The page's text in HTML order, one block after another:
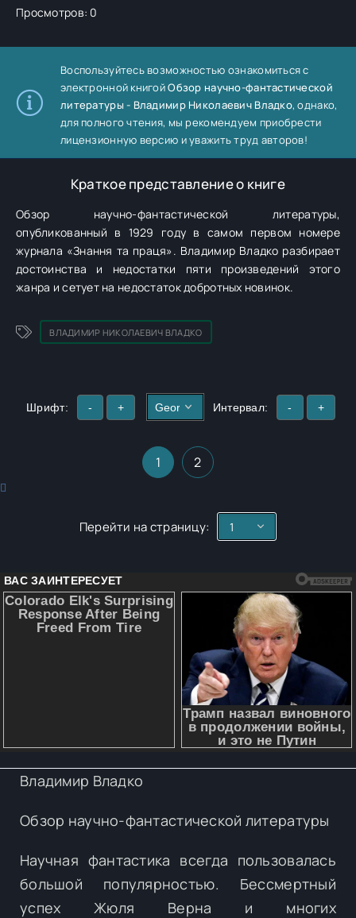
Просмотров: 0
Воспользуйтесь возможностью ознакомиться с
электронной книгойОбзор научно-фантастической
литературы - Владимир Николаевич Владко, однако,
для полного чтения, мы рекомендуем приобрести
лицензионную версию и уважить труд авторов!
Краткое представление о книге
Обзор научно-фантастической литературы,
опубликованный в 1929 году в самом первом номере
журнала «Знання та праця». Владимир Владко разбирает
достоинства и недостатки пяти произведений этого
жанра и сетует на недостаток добротных новинок.
ВЛАДИМИР НИКОЛАЕВИЧ ВЛАДКО
Шрифт: - + Интервал: - +
1 2
Перейти на страницу:
Владимир Владко
Обзор научно-фантастической литературы
Научная фантастика всегда пользовалась
большой популярностью. Бессмертный
успех Жюля Верна и многих